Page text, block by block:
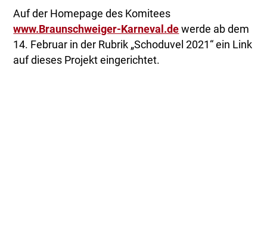
Auf der Homepage des Komitees
www.Braunschweiger-Karneval.de werde ab dem
14. Februar in der Rubrik „Schoduvel 2021“ ein Link
auf dieses Projekt eingerichtet.